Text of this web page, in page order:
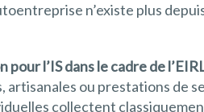
n’existe plus
pour l’IS dans le cadre de
artisanales ou prestations de
collectent